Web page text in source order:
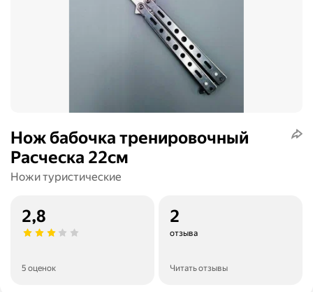
Нож бабочка тренировочный
Расческа 22см
Ножи туристические
2,8
5 оценок
2
отзыва
Читать отзывы